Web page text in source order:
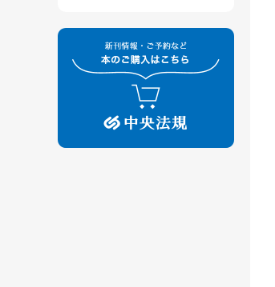
保育士
看護
制度
障害者支援・福祉